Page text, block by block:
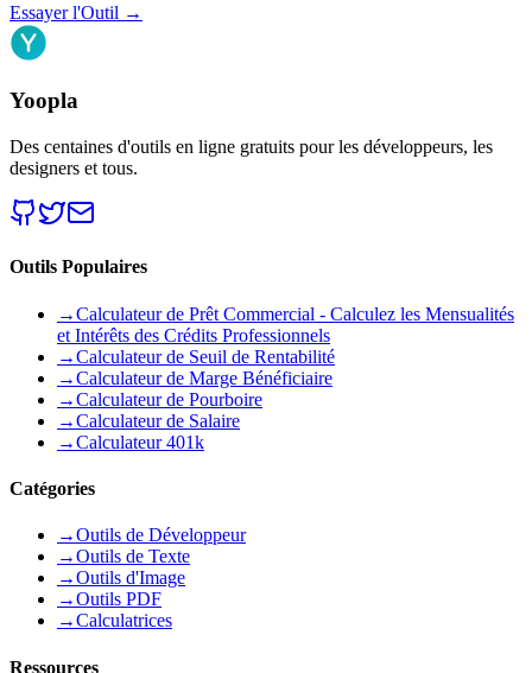
Essayer l'Outil →
Yoopla
Des centaines d'outils en ligne gratuits pour les développeurs, les
designers et tous.
Outils Populaires
→Calculateur de Prêt Commercial - Calculez les Mensualités
et Intérêts des Crédits Professionnels
→Calculateur de Seuil de Rentabilité
→Calculateur de Marge Bénéficiaire
→Calculateur de Pourboire
→Calculateur de Salaire
→Calculateur 401k
Catégories
→Outils de Développeur
→Outils de Texte
→Outils d'Image
→Outils PDF
→Calculatrices
Ressources